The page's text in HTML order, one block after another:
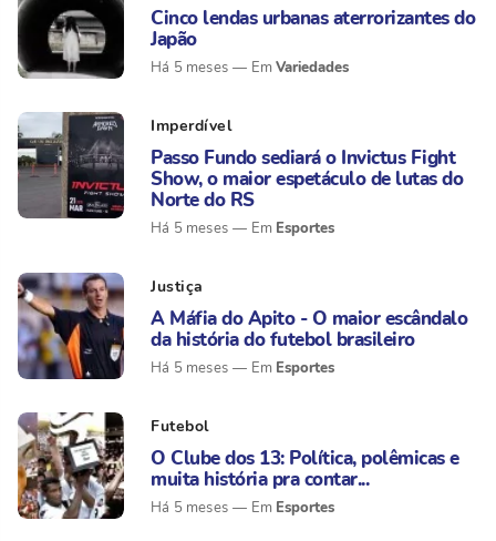
Cinco lendas urbanas aterrorizantes do
Japão
Há 5 meses Variedades
Imperdível
Passo Fundo sediará o Invictus Fight
Show, o maior espetáculo de lutas do
Norte do RS
Há 5 meses Esportes
Justiça
A Máfia do Apito - O maior escândalo
da história do futebol brasileiro
Há 5 meses Esportes
Futebol
O Clube dos 13: Política, polêmicas e
muita história pra contar...
Há 5 meses Esportes